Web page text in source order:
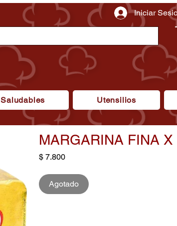
Saludables Utensilios
Iniciar
MARGARINA FINA X
$ 7.800Precio
Agotado